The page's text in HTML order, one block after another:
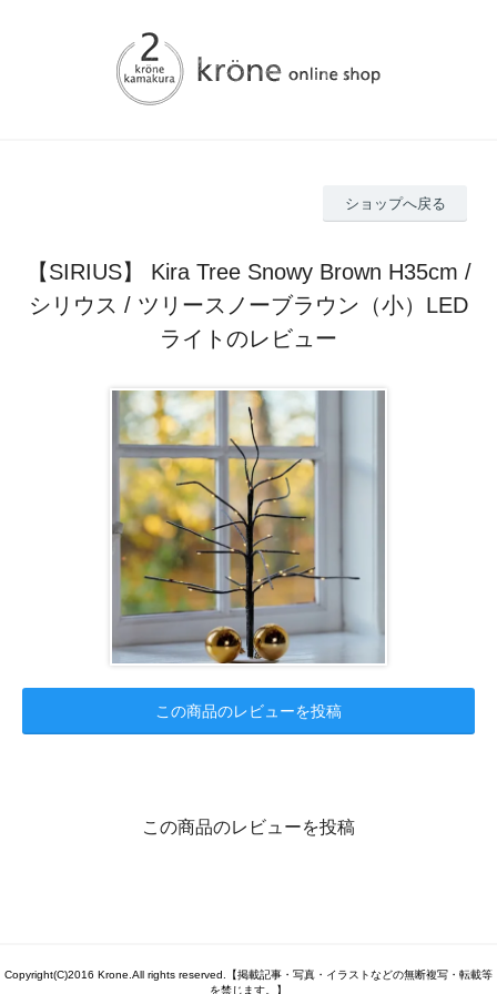
ショップへ戻る
【SIRIUS】 Kira Tree Snowy Brown H35cm /
シリウス / ツリースノーブラウン（小）LED
ライトのレビュー
この商品のレビューを投稿
この商品のレビューを投稿
Copyright(C)2016 Krone.All rights reserved.【掲載記事・写真・イラストなどの無断複写・転載等
を禁じます。】